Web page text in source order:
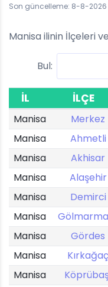
Son güncelleme: 8-8-2026
Manisa ilinin İlçeleri
Bul:
İL İLÇE
Manisa Merkez
Manisa
Ahmetli
Manisa
Akhisar
Manisa
Alaşehir
Manisa
Demirci
Manisa
Manisa
Gördes
Manisa
Kırkağaç
Manisa